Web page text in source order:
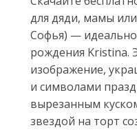
для дяди, мамы или
Софья) —
рождения Kristina.
изображение,
и символами
вырезанным
звездой на торт